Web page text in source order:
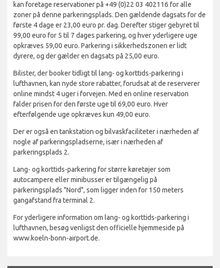
kan foretage reservationer på +49 (0)22 03 402116 for alle
zoner på denne parkeringsplads. Den gældende dagsats for de
første 4 dage er 23,00 euro pr. dag. Derefter stiger gebyret til
99,00 euro for 5 til 7 dages parkering, og hver yderligere uge
opkræves 59,00 euro. Parkering i sikkerhedszonen er lidt
dyrere, og der gælder en dagsats på 25,00 euro.
Bilister, der booker tidligt til lang- og korttids-parkering i
lufthavnen, kan nyde store rabatter, forudsat at de reserverer
online mindst 4 uger i forvejen. Med en online reservation
falder prisen for den første uge til 69,00 euro. Hver
efterfølgende uge opkræves kun 49,00 euro.
Der er også en tankstation og bilvaskfaciliteter i nærheden af
nogle af parkeringspladserne, især i nærheden af
parkeringsplads 2.
Lang- og korttids-parkering for større køretøjer som
autocampere eller minibusser er tilgængelig på
parkeringsplads "Nord", som ligger inden for 150 meters
gangafstand fra terminal 2.
For yderligere information om lang- og korttids-parkering i
lufthavnen, besøg venligst den officielle hjemmeside på
www.koeln-bonn-airport.de.